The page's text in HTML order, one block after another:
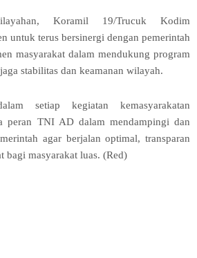
Koramil 19/Trucuk Kodim
untuk terus bersinergi dengan pemerintah
masyarakat dalam mendukung program
stabilitas dan keamanan wilayah.
setiap kegiatan kemasyarakatan
peran TNI AD dalam mendampingi dan
agar berjalan optimal, transparan
bagi masyarakat luas. (Red)